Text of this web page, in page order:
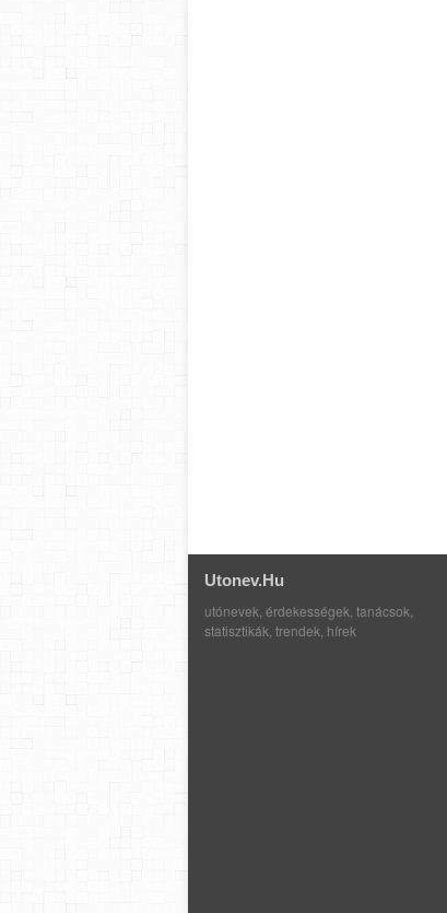
Utonev.hu
utónevek, érdekességek, tanácsok,
statisztikák, trendek, hírek